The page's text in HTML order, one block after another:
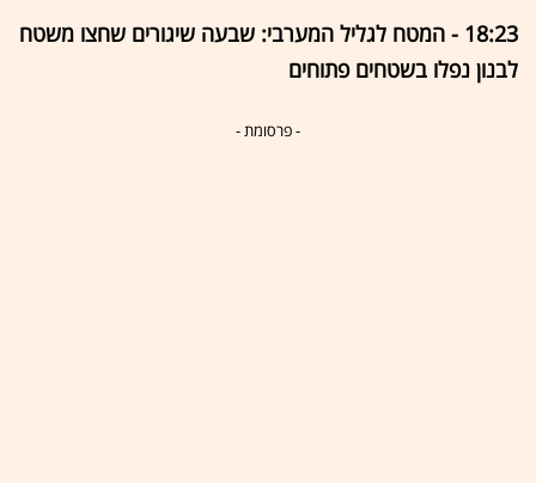
18:23 - המטח לגליל המערבי: שבעה שיגורים שחצו משטח
לבנון נפלו בשטחים פתוחים
- פרסומת -